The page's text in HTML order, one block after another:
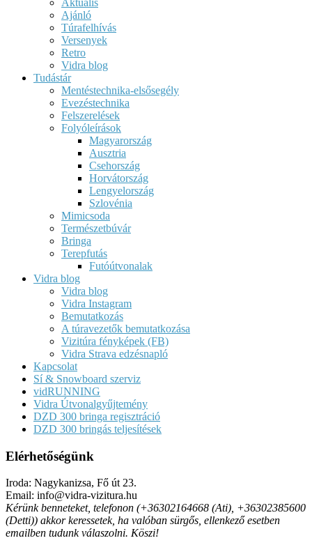
Ajánló
Túrafelhívás
Versenyek
Retro
Vidra blog
Tudástár
Mentéstechnika-elsősegély
Evezéstechnika
Felszerelések
Folyóleírások
Magyarország
Ausztria
Csehország
Horvátország
Lengyelország
Szlovénia
Mimicsoda
Természetbúvár
Bringa
Terepfutás
Futóútvonalak
Vidra blog
Vidra blog
Vidra Instagram
Bemutatkozás
A túravezetők bemutatkozása
Vizitúra fényképek (FB)
Vidra Strava edzésnapló
Kapcsolat
Sí & Snowboard szerviz
vidRUNNING
Vidra Útvonalgyűjtemény
DZD 300 bringa regisztráció
DZD 300 bringás teljesítések
Elérhetőségünk
Iroda: Nagykanizsa, Fő út 23.
Email: info@vidra-vizitura.hu
Kérünk benneteket, telefonon (+36302164668 (Ati), +36302385600
(Detti)) akkor keressetek, ha valóban sürgős, ellenkező esetben
emailben tudunk válaszolni. Köszi!